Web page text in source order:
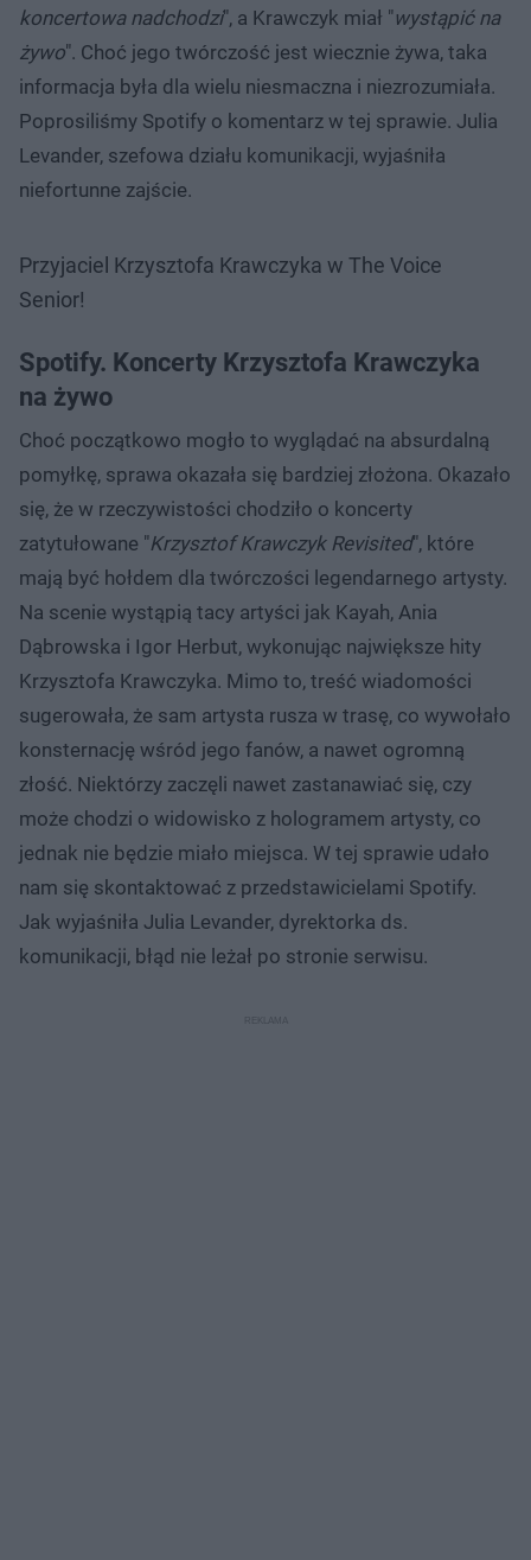
koncertowa nadchodzi", a Krawczyk miał "wystąpić na
żywo". Choć jego twórczość jest wiecznie żywa, taka
informacja była dla wielu niesmaczna i niezrozumiała.
Poprosiliśmy Spotify o komentarz w tej sprawie. Julia
Levander, szefowa działu komunikacji, wyjaśniła
niefortunne zajście.
Przyjaciel Krzysztofa Krawczyka w The Voice
Senior!
Spotify. Koncerty Krzysztofa Krawczyka
na żywo
Choć początkowo mogło to wyglądać na absurdalną
pomyłkę, sprawa okazała się bardziej złożona. Okazało
się, że w rzeczywistości chodziło o koncerty
zatytułowane "Krzysztof Krawczyk Revisited", które
mają być hołdem dla twórczości legendarnego artysty.
Na scenie wystąpią tacy artyści jak Kayah, Ania
Dąbrowska i Igor Herbut, wykonując największe hity
Krzysztofa Krawczyka. Mimo to, treść wiadomości
sugerowała, że sam artysta rusza w trasę, co wywołało
konsternację wśród jego fanów, a nawet ogromną
złość. Niektórzy zaczęli nawet zastanawiać się, czy
może chodzi o widowisko z hologramem artysty, co
jednak nie będzie miało miejsca. W tej sprawie udało
nam się skontaktować z przedstawicielami Spotify.
Jak wyjaśniła Julia Levander, dyrektorka ds.
komunikacji, błąd nie leżał po stronie serwisu.